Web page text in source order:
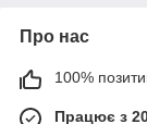
Про нас
100%
Працює з